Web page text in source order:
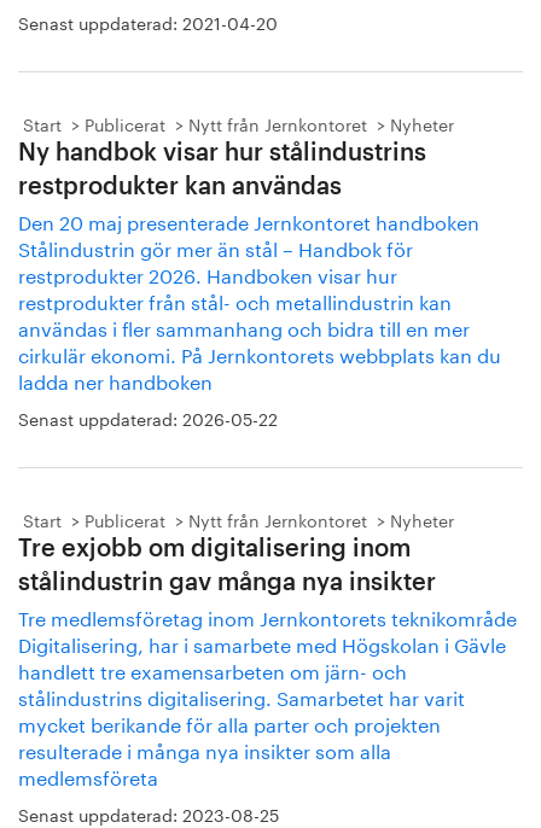
Senast uppdaterad: 2021-04-20
Start Publicerat Nytt från Jernkontoret Nyheter
Ny handbok visar hur stålindustrins
restprodukter kan användas
Den 20 maj presenterade Jernkontoret handboken
Stålindustrin gör mer än stål – Handbok för
restprodukter 2026. Handboken visar hur
restprodukter från stål- och metallindustrin kan
användas i fler sammanhang och bidra till en mer
cirkulär ekonomi. På Jernkontorets webbplats kan du
ladda ner handboken
Senast uppdaterad: 2026-05-22
Start Publicerat Nytt från Jernkontoret Nyheter
Tre exjobb om digitalisering inom
stålindustrin gav många nya insikter
Tre medlemsföretag inom Jernkontorets teknikområde
Digitalisering, har i samarbete med Högskolan i Gävle
handlett tre examensarbeten om järn- och
stålindustrins digitalisering. Samarbetet har varit
mycket berikande för alla parter och projekten
resulterade i många nya insikter som alla
medlemsföreta
Senast uppdaterad: 2023-08-25